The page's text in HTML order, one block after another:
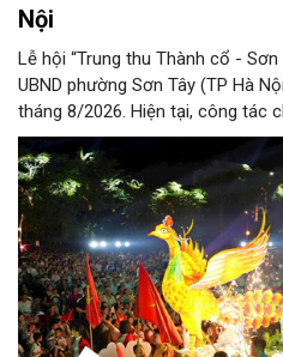
Nội
Lễ hội “Trung thu Thành cổ -
UBND phường Sơn Tây (TP Hà
tháng 8/2026. Hiện tại, công tác
chính quyền phường Sơn Tây
vị và 25 tổ dân phố khẩn trương
sẵn sàng mang đến cho Nhân
thu quy mô, đặc sắc và giàu bản